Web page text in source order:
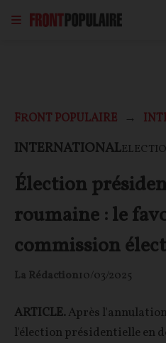
FRONT POPULAIRE
INTERNATIONAL
Élection
roumaine : le
commission
La Rédaction10/03/2025
ARTICLE.Après
l'élection présidentielle en